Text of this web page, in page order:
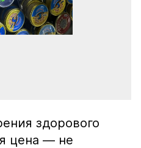
здорового
цена — не